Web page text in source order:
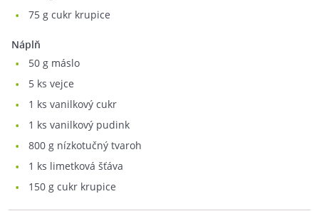
75 g cukr krupice
Náplň
50 g máslo
5 ks vejce
1 ks vanilkový cukr
1 ks vanilkový pudink
800 g nízkotučný tvaroh
1 ks limetková šťáva
150 g cukr krupice